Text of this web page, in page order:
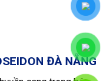
ĐÀ NẴNG